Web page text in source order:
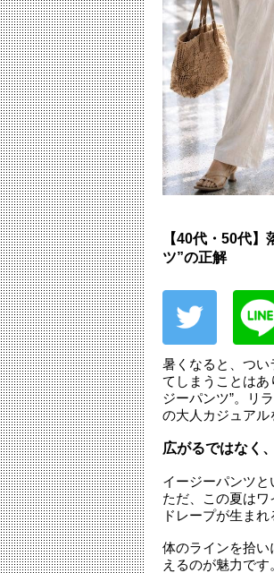
【40代・50代
ツ”の正解
暑くなると、つい
てしまうことはあ
ジーパンツ”。リ
の大人カジュアル
広がるではなく
イージーパンツと
ただ、この夏は
ドレープが生ま
体のラインを拾
えるのが魅力です